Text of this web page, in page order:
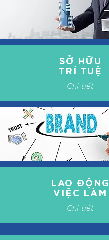
SỞ HỮU
TRÍ TUỆ
Chi tiết
LAO ĐỘNG
VIỆC LÀM
Chi tiết